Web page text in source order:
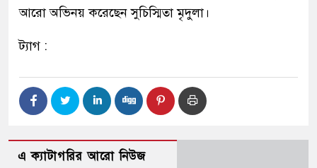
আরো অভিনয় করেছেন সুচিস্মিতা মৃদুলা।
ট্যাগ :
এ ক্যাটাগরির আরো নিউজ